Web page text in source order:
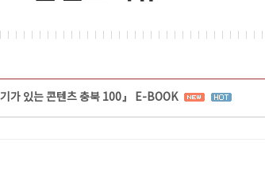
가 있는 콘텐츠 충북 100』 E-BOOK